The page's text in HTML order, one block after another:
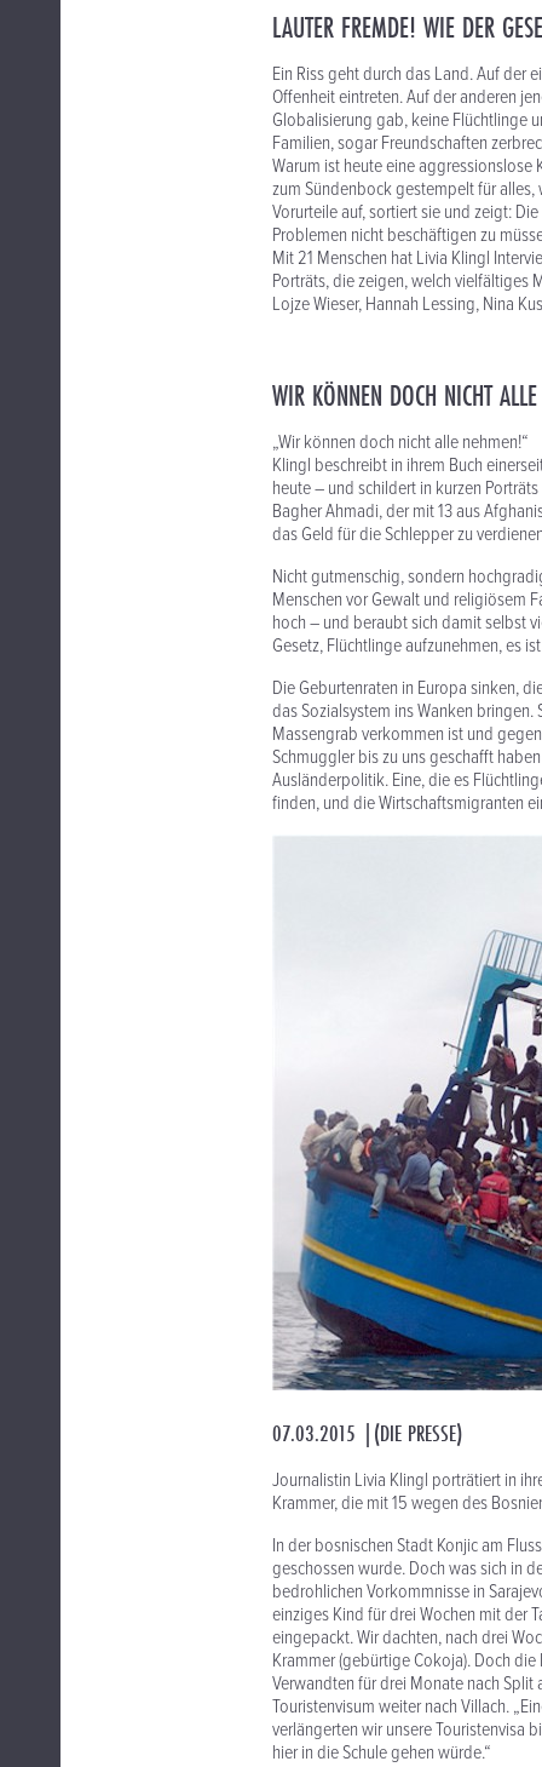
LAUTER FREMDE! WIE DER
Ein Riss geht durch das Land. Auf der
Offenheit eintreten. Auf der anderen
Globalisierung gab, keine Flüchtlinge
Familien, sogar Freundschaften
Warum ist heute eine
zum Sündenbock gestempelt für
Vorurteile auf, sortiert sie und zeigt:
Problemen nicht beschäftigen zu
Mit 21 Menschen hat Livia Klingl
Porträts, die zeigen, welch vielfältiges
Lojze Wieser, Hannah Lessing, Nina
WIR KÖNNEN DOCH NICHT
„Wir können doch nicht alle nehmen!“
Klingl beschreibt in ihrem Buch
heute – und schildert in kurzen
Bagher Ahmadi, der mit 13 aus
das Geld für die Schlepper zu
Nicht gutmenschig, sondern
Menschen vor Gewalt und religiösem
hoch – und beraubt sich damit selbst
Gesetz, Flüchtlinge aufzunehmen, es
Die Geburtenraten in Europa sinken,
das Sozialsystem ins Wanken
Massengrab verkommen ist und
Schmuggler bis zu uns geschafft
Ausländerpolitik. Eine, die es
finden, und die Wirtschaftsmigranten
07.03.2015 |(DIE PRESSE)
Journalistin Livia Klingl porträtiert in
Krammer, die mit 15 wegen des
In der bosnischen Stadt Konjic am
geschossen wurde. Doch was sich in
bedrohlichen Vorkommnisse in
einziges Kind für drei Wochen mit der
eingepackt. Wir dachten, nach drei
Krammer (gebürtige Cokoja). Doch
Verwandten für drei Monate nach
Touristenvisum weiter nach Villach.
verlängerten wir unsere Touristenvisa
hier in die Schule gehen würde.“